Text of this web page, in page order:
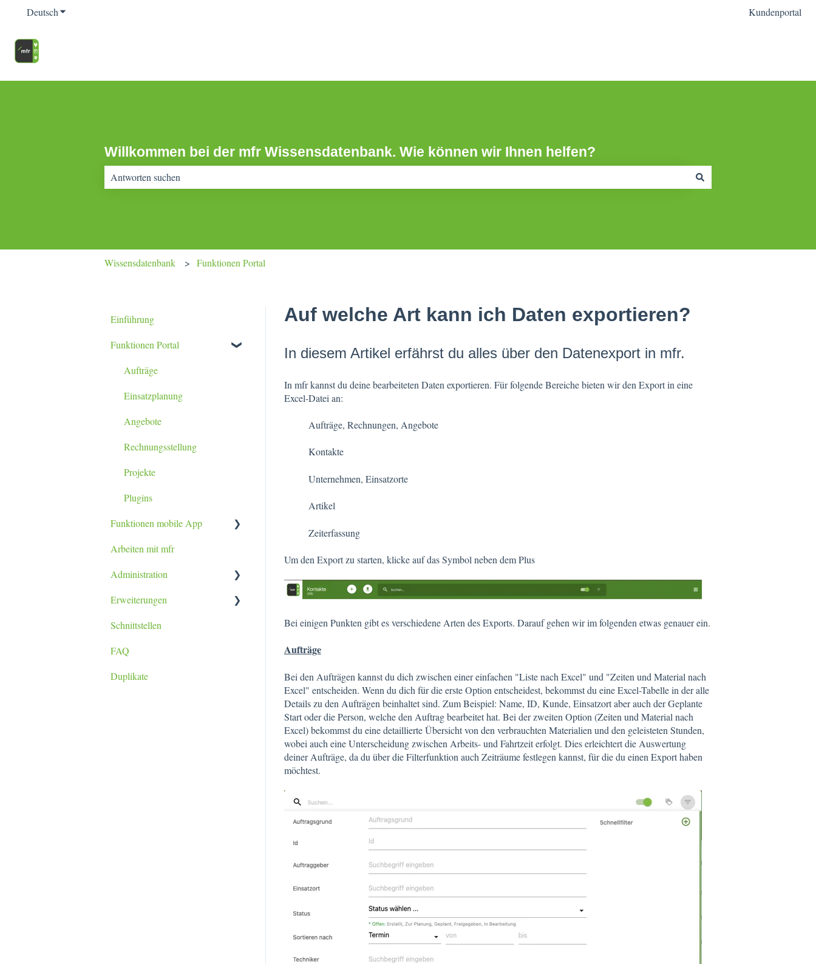
DeutschUntermenü für Übersetzungen anzeigen Kundenportal
Willkommen bei der mfr Wissensdatenbank. Wie können wir Ihnen helfen?
Wissensdatenbank Funktionen Portal
Auf welche Art kann ich Daten exportieren?
In diesem Artikel erfährst du alles über den Datenexport in mfr.
In mfr kannst du deine bearbeiteten Daten exportieren. Für folgende Bereiche bieten wir den Export in eine
Excel-Datei an:
Aufträge, Rechnungen, Angebote
Kontakte
Unternehmen, Einsatzorte
Artikel
Zeiterfassung
Um den Export zu starten, klicke auf das Symbol neben dem Plus
Bei einigen Punkten gibt es verschiedene Arten des Exports. Darauf gehen wir im folgenden etwas genauer ein.
Aufträge
Bei den Aufträgen kannst du dich zwischen einer einfachen "Liste nach Excel" und "Zeiten und Material nach
Excel" entscheiden. Wenn du dich für die erste Option entscheidest, bekommst du eine Excel-Tabelle in der alle
Details zu den Aufträgen beinhaltet sind. Zum Beispiel: Name, ID, Kunde, Einsatzort aber auch der Geplante
Start oder die Person, welche den Auftrag bearbeitet hat. Bei der zweiten Option (Zeiten und Material nach
Excel) bekommst du eine detaillierte Übersicht von den verbrauchten Materialien und den geleisteten Stunden,
wobei auch eine Unterscheidung zwischen Arbeits- und Fahrtzeit erfolgt. Dies erleichtert die Auswertung
deiner Aufträge, da du über die Filterfunktion auch Zeiträume festlegen kannst, für die du einen Export haben
möchtest.
Einführung
Funktionen Portal
Aufträge
Einsatzplanung
Angebote
Rechnungsstellung
Projekte
Plugins
Funktionen mobile App
Tablet / Smartphone App
Arbeiten mit mfr
Administration
Datenimport
Berichtsanpassung
Erweiterungen
lexoffice Plugin
Schnittstellen
FAQ
Duplikate